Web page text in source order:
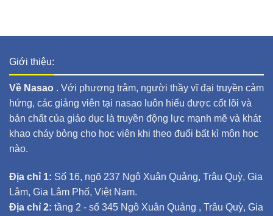
Giới thiệu:
Về Nasao . Với phương trâm, người thầy vĩ đại truyền cảm
hứng, các giảng viên tại nasao luôn hiểu được cốt lõi và
bản chất của giáo dục là truyền động lực mạnh mẽ và khát
khao cháy bỏng cho học viên khi theo đuổi bất kì môn học
nào.
Địa chỉ 1: Số 16, ngõ 237 Ngô Xuân Quảng, Trâu Quỳ, Gia
Lâm, Gia Lâm Phố, Việt Nam.
Địa chỉ 2: tầng 2 - số 345 Ngô Xuân Quảng , Trâu Quỳ, Gia